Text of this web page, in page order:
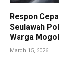
Respon
Seulawah
Warga
March 15, 2026